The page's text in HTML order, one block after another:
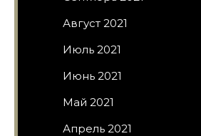
Август 2021
Июль 2021
Июнь 2021
Май 2021
Апрель 2021